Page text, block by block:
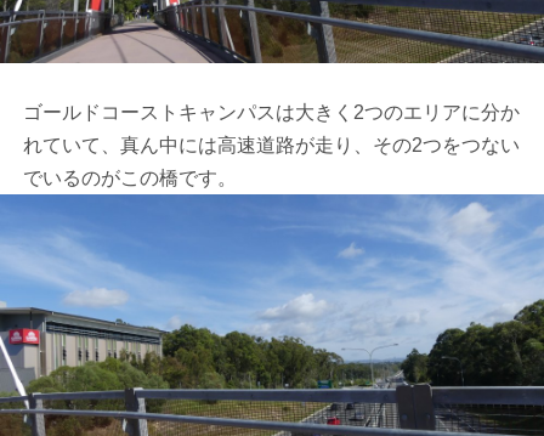
ゴールドコーストキャンパスは大きく2つのエリアに分か
れていて、真ん中には高速道路が走り、その2つをつない
でいるのがこの橋です。